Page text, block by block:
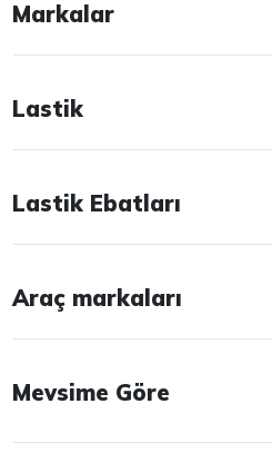
Markalar
Lastik
Lastik Ebatları
Araç markaları
Mevsime Göre